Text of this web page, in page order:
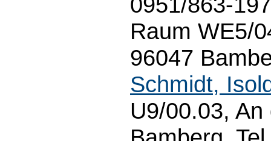
Raum WE5/
96047
Schmidt,
U9/00.03,